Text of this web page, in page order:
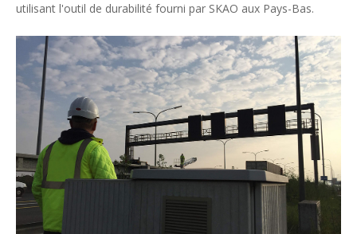
utilisant l'outil de durabilité fourni par SKAO aux Pays-Bas.